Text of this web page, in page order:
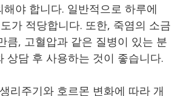
해야 합니다. 일반적으로 하루에
가 적당합니다. 또한, 죽염의 소금
큼, 고혈압과 같은 질병이 있는 분
상담 후 사용하는 것이 좋습니다.
리주기와 호르몬 변화에 따라 개